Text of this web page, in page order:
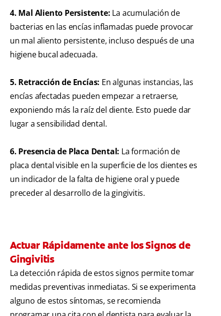
4. Mal Aliento Persistente: La acumulación de
bacterias en las encías inflamadas puede provocar
un mal aliento persistente, incluso después de una
higiene bucal adecuada.
5. Retracción de Encías: En algunas instancias, las
encías afectadas pueden empezar a retraerse,
exponiendo más la raíz del diente. Esto puede dar
lugar a sensibilidad dental.
6. Presencia de Placa Dental: La formación de
placa dental visible en la superficie de los dientes es
un indicador de la falta de higiene oral y puede
preceder al desarrollo de la gingivitis.
Actuar Rápidamente ante los Signos de
Gingivitis
La detección rápida de estos signos permite tomar
medidas preventivas inmediatas. Si se experimenta
alguno de estos síntomas, se recomienda